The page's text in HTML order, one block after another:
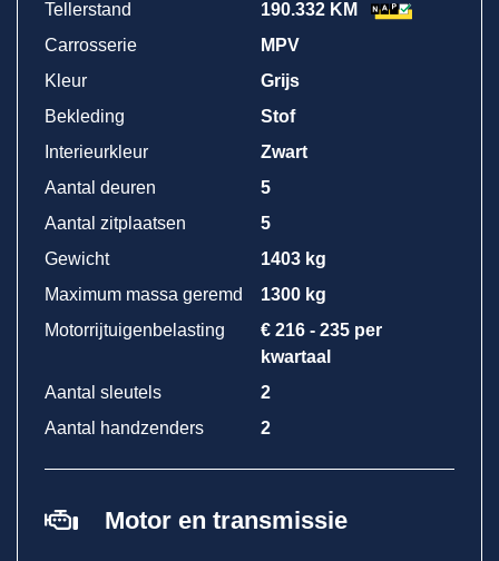
Tellerstand
190.332 KM
Carrosserie
MPV
Kleur
Grijs
Bekleding
Stof
Interieurkleur
Zwart
Aantal deuren
5
Aantal zitplaatsen
5
Gewicht
1403 kg
Maximum massa geremd
1300 kg
Motorrijtuigenbelasting
€ 216 - 235 per
kwartaal
Aantal sleutels
2
Aantal handzenders
2
Motor en transmissie